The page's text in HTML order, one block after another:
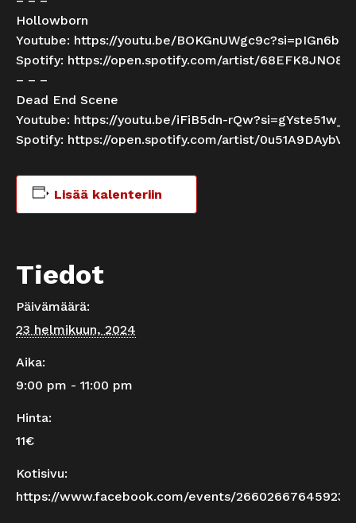
Hollowborn
Youtube: https://youtu.be/
Spotify: https://open.spotify.com/artist/
– – –
Dead End Scene
Youtube: https://youtu.be/iFiB5dn-
Spotify: https://open.spotify.com/artist/
Lisää kalenteriin
Tiedot
Päivämäärä:
23 helmikuun, 2024
Aika:
9:00 pm - 11:00 pm
Hinta:
11€
Kotisivu:
https://www.facebook.com/events/266026676459232